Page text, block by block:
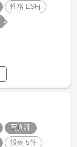
性格 ESFj
写真証
投稿 5件